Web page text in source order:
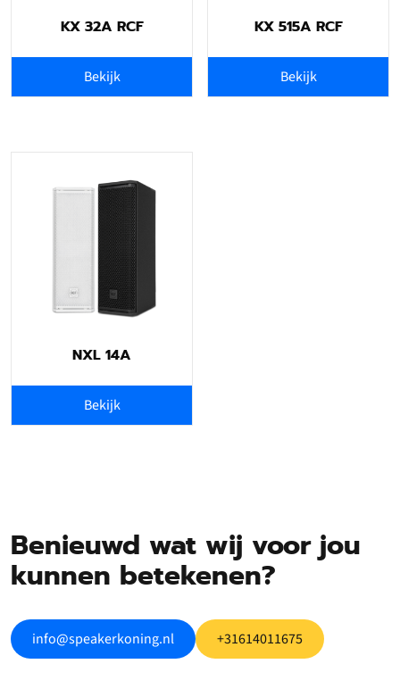
KX 32A RCF
Bekijk
KX 515A RCF
Bekijk
NXL 14A
Bekijk
Benieuwd wat wij voor jou
kunnen betekenen?
info@speakerkoning.nl +31614011675